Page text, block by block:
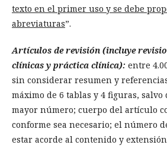
texto en el primer uso y se debe
abreviaturas”.
Artículos de revisión (incluye
clínicas y práctica clínica): entre
sin considerar resumen y
máximo de 6 tablas y 4 figuras,
mayor número; cuerpo del artículo
conforme sea necesario; el número
estar acorde al contenido y